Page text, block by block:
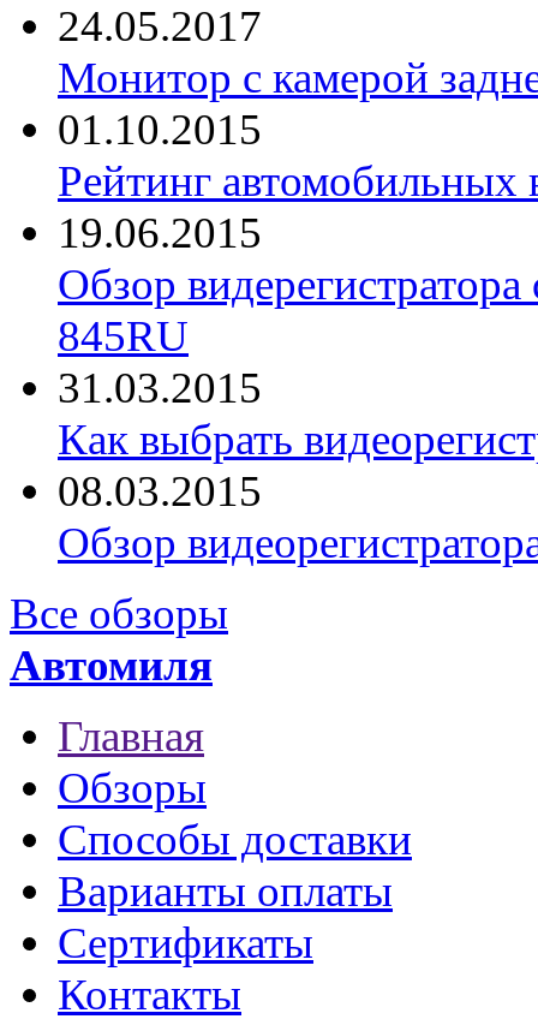
24.05.2017
Монитор с камерой
01.10.2015
Рейтинг автомобильных
19.06.2015
Обзор
845RU
31.03.2015
Как выбрать
08.03.2015
Обзор
Все обзоры
Автомиля
Главная
Обзоры
Способы доставки
Варианты оплаты
Сертификаты
Контакты